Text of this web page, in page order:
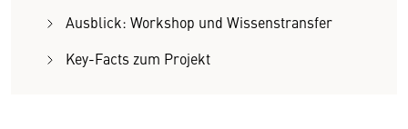
Ausblick: Workshop und Wissenstransfer
Key-Facts zum Projekt